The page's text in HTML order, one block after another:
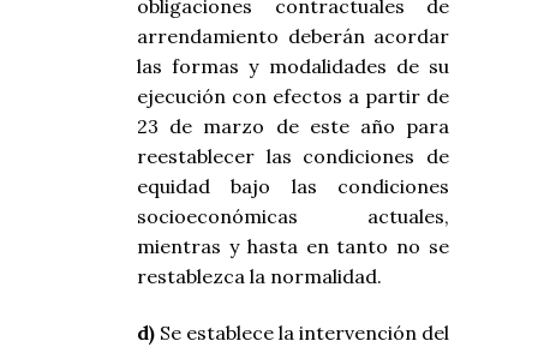
obligaciones contractuales de
arrendamiento deberán acordar
las formas y modalidades de su
ejecución con efectos a partir de
23 de marzo de este año para
reestablecer las condiciones de
equidad bajo las condiciones
socioeconómicas actuales,
mientras y hasta en tanto no se
restablezca la normalidad.
d) Se establece la intervención del